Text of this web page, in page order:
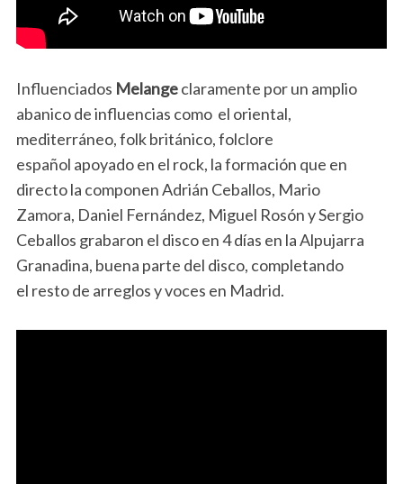
Influenciados Melangeclaramente por un amplio
abanico de influencias como el oriental,
mediterráneo, folk británico, folclore
español apoyado en el rock, la formación que en
directo la componen Adrián Ceballos, Mario
Zamora, Daniel Fernández, Miguel Rosón y Sergio
Ceballos grabaron el disco en 4 días en la Alpujarra
Granadina, buena parte del disco, completando
el resto de arreglos y voces en Madrid.